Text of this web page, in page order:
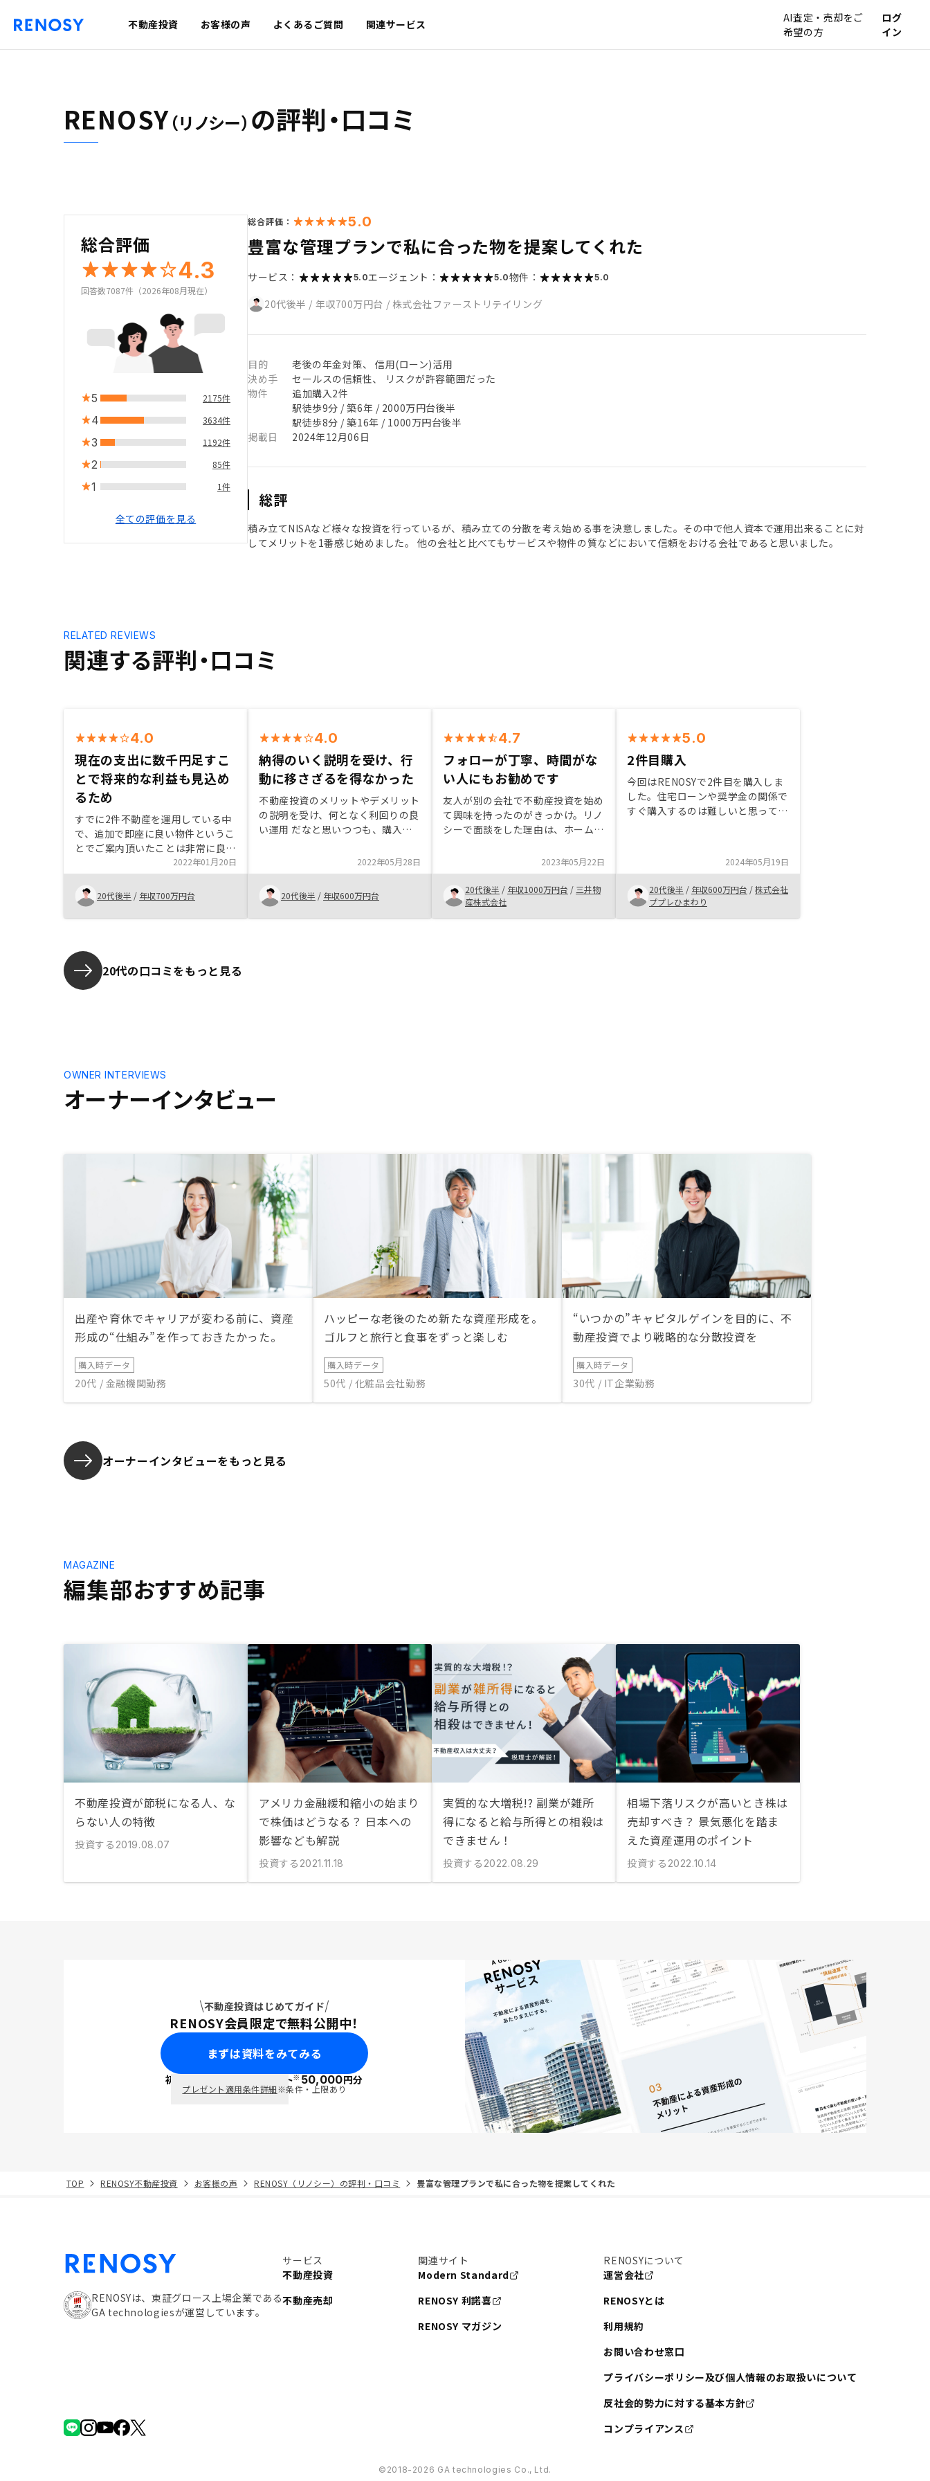
不動産投資 お客様の声 よくあるご質問 関連サービス
AI査定・売却をご
希望の方
ログ
イン
RENOSY（リノシー） の評判・口コミ
総合評価
4.3
回答数7087件（2026年08月現在）
5 2175件
4 3634件
3 1192件
2 85件
1 1件
全ての評価を見る
総合評価： 5.0
豊富な管理プランで私に合った物を提案してくれた
サービス： 5.0エージェント： 5.0物件： 5.0
20代後半 / 年収700万円台 / 株式会社ファーストリテイリング
目的
老後の年金対策、 信用(ローン)活用
決め手
セールスの信頼性、 リスクが許容範囲だった
物件
追加購入2件
駅徒歩9分 / 築6年 / 2000万円台後半
駅徒歩8分 / 築16年 / 1000万円台後半
掲載日
2024年12月06日
総評
積み立てNISAなど様々な投資を行っているが、積み立ての分散を考え始める事を決意しました。その中で他人資本で運用出来ることに対
してメリットを1番感じ始めました。 他の会社と比べてもサービスや物件の質などにおいて信頼をおける会社であると思いました。
関連する評判・口コミ
RELATED REVIEWS
4.0
現在の支出に数千円足すこ
とで将来的な利益も見込め
るため
すでに2件不動産を運用している中
で、追加で即座に良い物件というこ
とでご案内頂いたことは非常に良か
った。現在の支出に数千円足すこと
で将来的な利益も見込めるため運用
を開始した。管理プラン等は満足し
ている。
2022年01月20日
20代後半 / 年収700万円台
4.0
納得のいく説明を受け、行
動に移さざるを得なかった
不動産投資のメリットやデメリット
の説明を受け、何となく利回りの良
い運用 だなと思いつつも、購入す
の物件をご用意して頂き、場所や積
立金など物件の品質の高さを感じ
た。デジタル化した定量的な審査に
対する安心感に加え、営業担当の熱
意、言葉により物件購入を決意し
2022年05月28日
20代後半 / 年収600万円台
4.7
フォローが丁寧、時間がな
い人にもお勧めです
友人が別の会社で不動産投資を始め
て興味を持ったのがきっかけ。リノ
シーで面談をした理由は、ホームペ
購入を決めた理由は、大手で名前を
聞いたことがあったことに加えて、
担当者と話して税金面含めた保有メ
リットを感じた為。
2023年05月22日
20代後半 / 年収1000万円台 / 三井物
産株式会社
5.0
2件目購入
今回はRENOSYで2件目を購入しま
した。住宅ローンや奨学金の関係で
すぐ購入するのは難しいと思ってい
いい物件を紹介をして下さるので、
それを購入しただけです。チャンス
があれば、また新しい物件を購入し
2024年05月19日
20代後半 / 年収600万円台 /株式会社
ププレひまわり
20代の口コミをもっと見る
オーナーインタビュー
OWNER INTERVIEWS
出産や育休でキャリアが変わる前に、資産
形成の“仕組み”を作っておきたかった。
購入時データ
20代 / 金融機関勤務
ハッピーな老後のため新たな資産形成を。
ゴルフと旅行と食事をずっと楽しむ
購入時データ
50代 / 化粧品会社勤務
“いつかの”キャピタルゲインを目的に、不
動産投資でより戦略的な分散投資を
購入時データ
30代 / IT企業勤務
オーナーインタビューをもっと見る
編集部おすすめ記事
MAGAZINE
不動産投資が節税になる人、な
らない人の特徴
投資する 2019.08.07
アメリカ金融緩和縮小の始まり
で株価はどうなる？ 日本への
影響なども解説
投資する 2021.11.18
実質的な大増税!? 副業が雑所
得になると給与所得との相殺は
できません！
投資する 2022.08.29
相場下落リスクが高いとき株は
売却すべき？ 景気悪化を踏ま
えた資産運用のポイント
投資する 2022.10.14
不動産投資はじめてガイド
RENOSY会員限定で無料公開中！
まずは資料をみてみる
初回面談で ポイント※50,000円分
プレゼント適用条件詳細※条件・上限あり
TOP RENOSY不動産投資 お客様の声 RENOSY（リノシー）の評判・口コミ 豊富な管理プランで私に合った物を提案してくれた
RENOSYは、東証グロース上場企業である
GA technologiesが運営しています。
サービス
不動産投資
不動産売却
関連サイト
Modern Standard
RENOSY 利諾喜
RENOSY マガジン
RENOSYについて
運営会社
RENOSYとは
利用規約
お問い合わせ窓口
プライバシーポリシー及び個人情報のお取扱いについて
反社会的勢力に対する基本方針
コンプライアンス
©︎2018-2026 GA technologies Co., Ltd.